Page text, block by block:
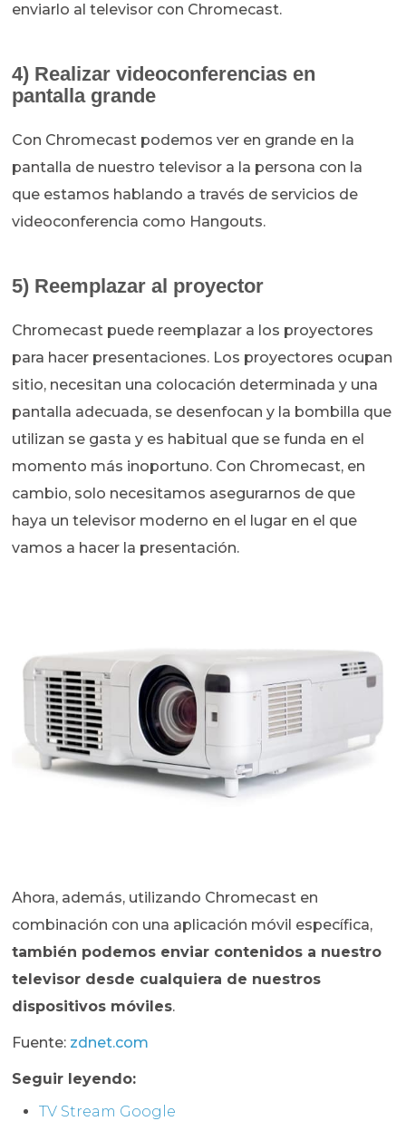
enviarlo al televisor con Chromecast.
4) Realizar videoconferencias en
pantalla grande
Con Chromecast podemos ver en grande en la
pantalla de nuestro televisor a la persona con la
que estamos hablando a través de servicios de
videoconferencia como Hangouts.
5) Reemplazar al proyector
Chromecast puede reemplazar a los proyectores
para hacer presentaciones. Los proyectores ocupan
sitio, necesitan una colocación determinada y una
pantalla adecuada, se desenfocan y la bombilla que
utilizan se gasta y es habitual que se funda en el
momento más inoportuno. Con Chromecast, en
cambio, solo necesitamos asegurarnos de que
haya un televisor moderno en el lugar en el que
vamos a hacer la presentación.
Ahora, además, utilizando Chromecast en
combinación con una aplicación móvil específica,
también podemos enviar contenidos a nuestro
televisor desde cualquiera de nuestros
dispositivos móviles.
Fuente: zdnet.com
Seguir leyendo:
TV Stream Google